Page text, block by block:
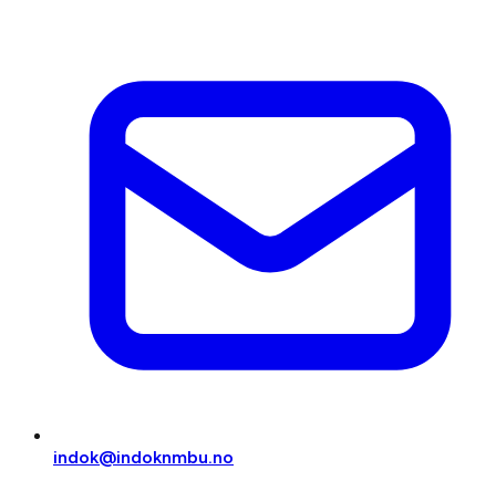
indok@indoknmbu.no